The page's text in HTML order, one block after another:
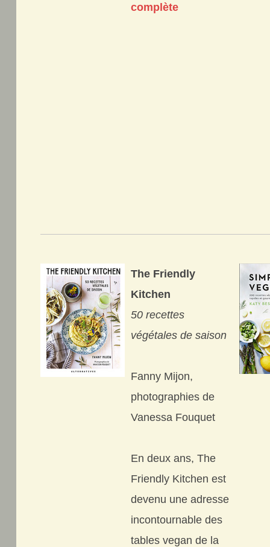
complète
The Friendly
Kitchen
50 recettes
végétales de saison
Fanny Mijon,
photographies de
Vanessa Fouquet
En deux ans, The
Friendly Kitchen est
devenu une adresse
incontournable des
tables vegan de la